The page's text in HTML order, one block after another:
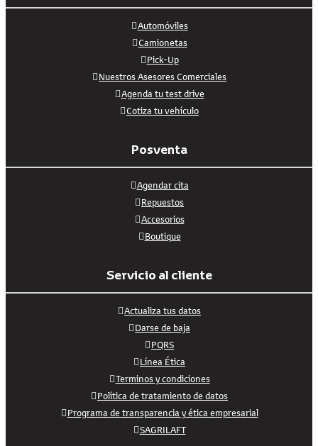
Automóviles
Camionetas
Pick-Up
Nuestros Asesores Comerciales
Agenda tu test drive
Cotiza tu vehículo
Posventa
Agendar cita
Repuestos
Accesorios
Boutique
Servicio al cliente
Actualiza tus datos
Darse de baja
PQRS
Línea Ética
Terminos y condiciones
Política de tratamiento de datos
Programa de transparencia y ética empresarial
SAGRILAFT